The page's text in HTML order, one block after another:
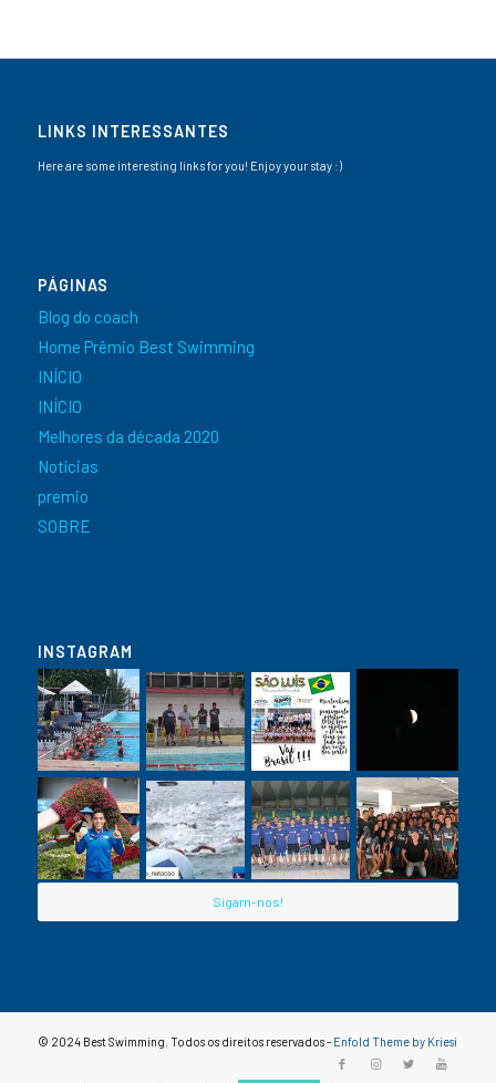
LINKS INTERESSANTES
Here are some interesting links for you! Enjoy your stay :)
PÁGINAS
Blog do coach
Home Prêmio Best Swimming
INÍCIO
INÍCIO
Melhores da década 2020
Notícias
premio
SOBRE
INSTAGRAM
Sigam-nos!
© 2024 Best Swimming. Todos os direitos reservados - Enfold Theme by Kriesi